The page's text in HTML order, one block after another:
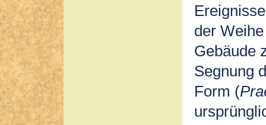
der
Gebäude
Segnung
Form (